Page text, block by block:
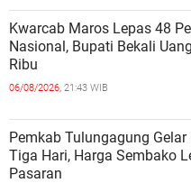
Kwarcab Maros Lepas 48
Nasional, Bupati Bekali
Ribu
06/08/2026, 21:43 WIB
Pemkab Tulungagung
Tiga Hari, Harga Sembako
Pasaran